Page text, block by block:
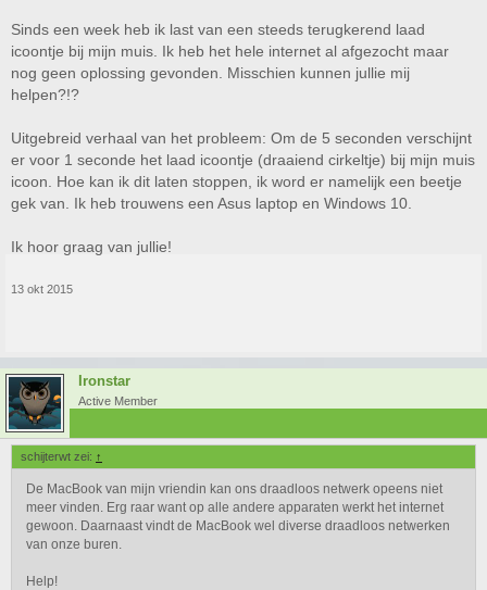
Sinds een week heb ik last van een steeds terugkerend laad
icoontje bij mijn muis. Ik heb het hele internet al afgezocht maar
nog geen oplossing gevonden. Misschien kunnen jullie mij
helpen?!?
Uitgebreid verhaal van het probleem: Om de 5 seconden verschijnt
er voor 1 seconde het laad icoontje (draaiend cirkeltje) bij mijn muis
icoon. Hoe kan ik dit laten stoppen, ik word er namelijk een beetje
gek van. Ik heb trouwens een Asus laptop en Windows 10.
Ik hoor graag van jullie!
13 okt 2015
Ironstar
Active Member
schijterwt zei: ↑
De MacBook van mijn vriendin kan ons draadloos netwerk opeens niet
meer vinden. Erg raar want op alle andere apparaten werkt het internet
gewoon. Daarnaast vindt de MacBook wel diverse draadloos netwerken
van onze buren.
Help!